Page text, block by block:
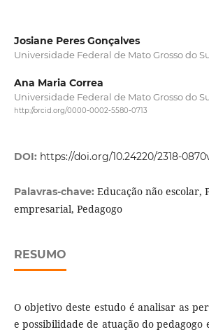
Josiane Peres Gonçalves
Universidade Federal de Mato Grosso do
Ana Maria Correa
Universidade Federal de Mato Grosso do
http://orcid.org/0000-0002-5580-0713
DOI: https://doi.org/10.24220/2318-
Palavras-chave: Educação não escolar,
empresarial, Pedagogo
RESUMO
O objetivo deste estudo é analisar as
e possibilidade de atuação do pedagogo